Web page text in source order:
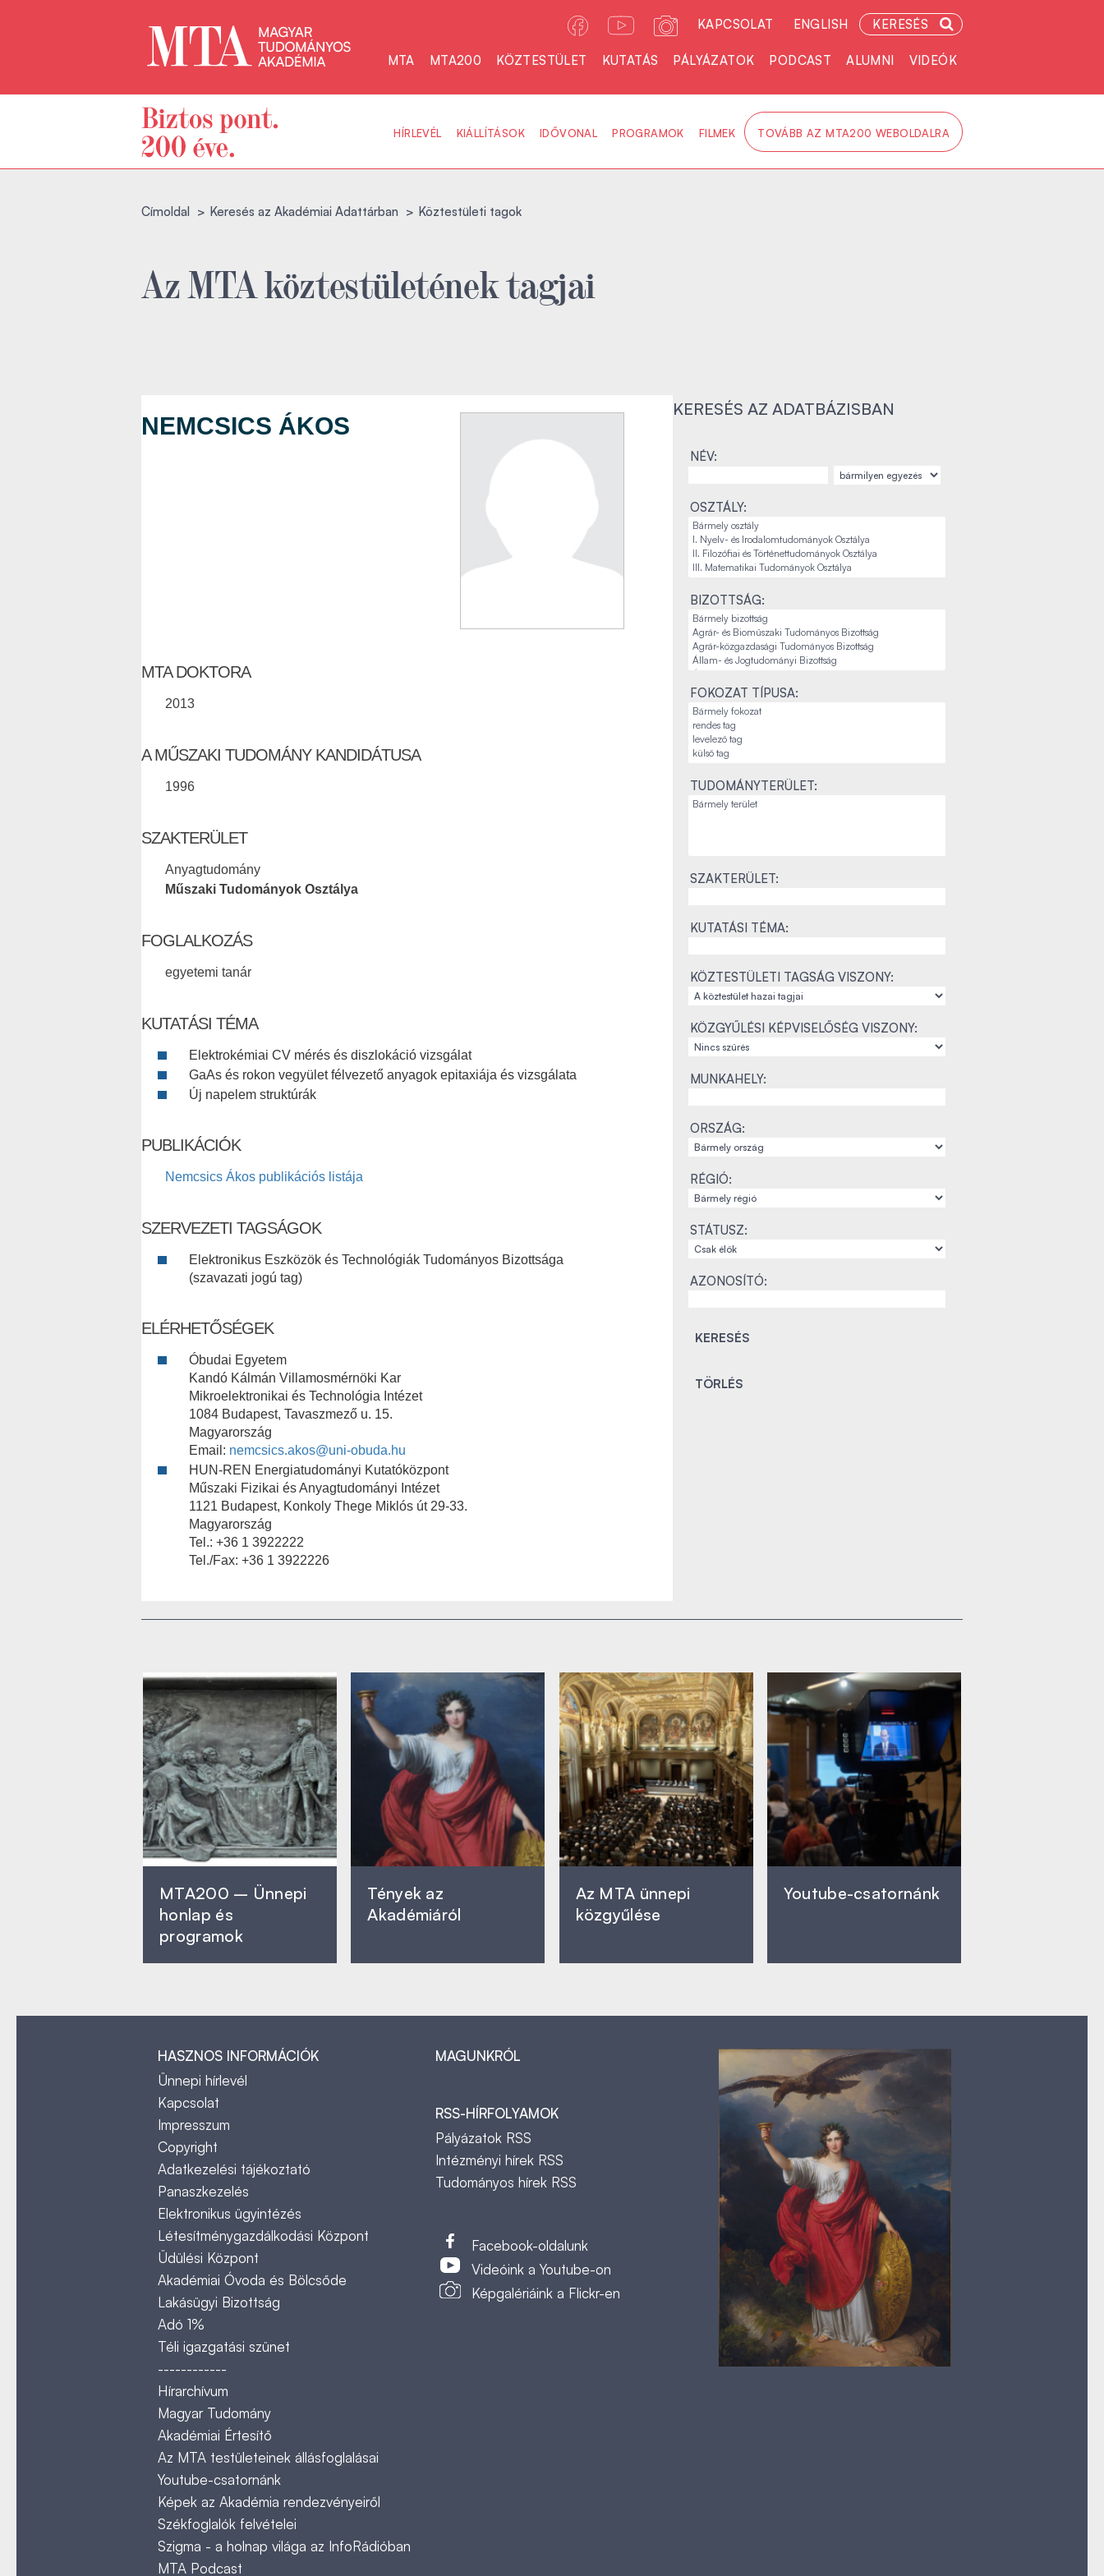
KAPCSOLAT ENGLISH KERESÉS
MTA MTA200 KÖZTESTÜLET KUTATÁS PÁLYÁZATOK PODCAST ALUMNI VIDEÓK
HÍRLEVÉL KIÁLLÍTÁSOK IDŐVONAL PROGRAMOK FILMEK TOVÁBB AZ MTA200 WEBOLDALRA
Címoldal Keresés az Akadémiai Adattárban Köztestületi tagok
Az MTA köztestületének tagjai
NEMCSICS ÁKOS
MTA DOKTORA
2013
A MŰSZAKI TUDOMÁNY KANDIDÁTUSA
1996
SZAKTERÜLET
Anyagtudomány
Műszaki Tudományok Osztálya
FOGLALKOZÁS
egyetemi tanár
KUTATÁSI TÉMA
Elektrokémiai CV mérés és diszlokáció vizsgálat
GaAs és rokon vegyület félvezető anyagok epitaxiája és vizsgálata
Új napelem struktúrák
PUBLIKÁCIÓK
Nemcsics Ákos publikációs listája
SZERVEZETI TAGSÁGOK
Elektronikus Eszközök és Technológiák Tudományos Bizottsága
(szavazati jogú tag)
ELÉRHETŐSÉGEK
Óbudai Egyetem
Kandó Kálmán Villamosmérnöki Kar
Mikroelektronikai és Technológia Intézet
1084 Budapest, Tavaszmező u. 15.
Magyarország
Email: nemcsics.akos@uni-obuda.hu
HUN-REN Energiatudományi Kutatóközpont
Műszaki Fizikai és Anyagtudományi Intézet
1121 Budapest, Konkoly Thege Miklós út 29-33.
Magyarország
Tel.: +36 1 3922222
Tel./Fax: +36 1 3922226
KERESÉS AZ ADATBÁZISBAN
NÉV:
OSZTÁLY:
BIZOTTSÁG:
FOKOZAT TÍPUSA:
TUDOMÁNYTERÜLET:
SZAKTERÜLET:
KUTATÁSI TÉMA:
KÖZTESTÜLETI TAGSÁG VISZONY:
KÖZGYŰLÉSI KÉPVISELŐSÉG VISZONY:
MUNKAHELY:
ORSZÁG:
RÉGIÓ:
STÁTUSZ:
AZONOSÍTÓ:
MTA200 – Ünnepi
honlap és
programok
Tények az
Akadémiáról
Az MTA ünnepi
közgyűlése
Youtube-csatornánk
HASZNOS INFORMÁCIÓK
Ünnepi hírlevél
Kapcsolat
Impresszum
Copyright
Adatkezelési tájékoztató
Panaszkezelés
Elektronikus ügyintézés
Létesítménygazdálkodási Központ
Üdülési Központ
Akadémiai Óvoda és Bölcsőde
Lakásügyi Bizottság
Adó 1%
Téli igazgatási szünet
------------
Hírarchívum
Magyar Tudomány
Akadémiai Értesítő
Az MTA testületeinek állásfoglalásai
Youtube-csatornánk
Képek az Akadémia rendezvényeiről
Székfoglalók felvételei
Szigma - a holnap világa az InfoRádióban
MTA Podcast
MAGUNKRÓL
RSS-HÍRFOLYAMOK
Pályázatok RSS
Intézményi hírek RSS
Tudományos hírek RSS
Facebook-oldalunk
Videóink a Youtube-on
Képgalériáink a Flickr-en